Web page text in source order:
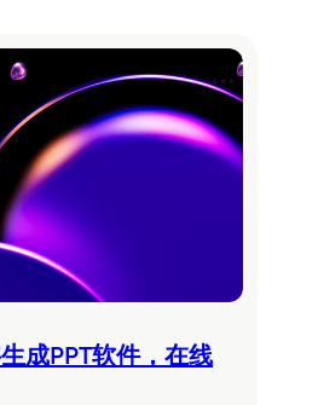
成PPT软件，在线